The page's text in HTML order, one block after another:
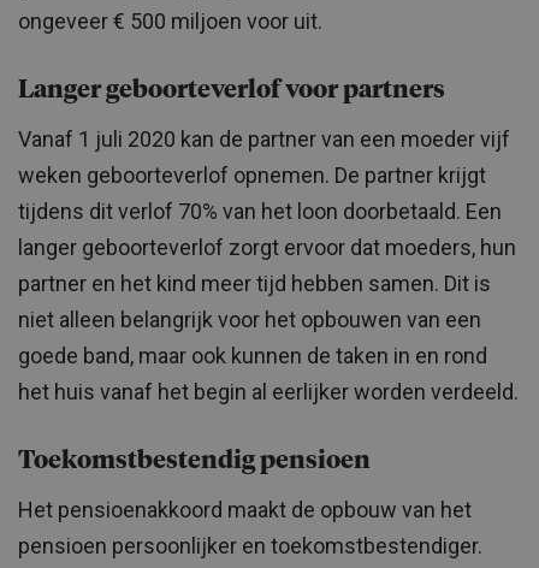
ongeveer € 500 miljoen voor uit.
Langer geboorteverlof voor partners
Vanaf 1 juli 2020 kan de partner van een moeder vijf
weken geboorteverlof opnemen. De partner krijgt
tijdens dit verlof 70% van het loon doorbetaald. Een
langer geboorteverlof zorgt ervoor dat moeders, hun
partner en het kind meer tijd hebben samen. Dit is
niet alleen belangrijk voor het opbouwen van een
goede band, maar ook kunnen de taken in en rond
het huis vanaf het begin al eerlijker worden verdeeld.
Toekomstbestendig pensioen
Het pensioenakkoord maakt de opbouw van het
pensioen persoonlijker en toekomstbestendiger.